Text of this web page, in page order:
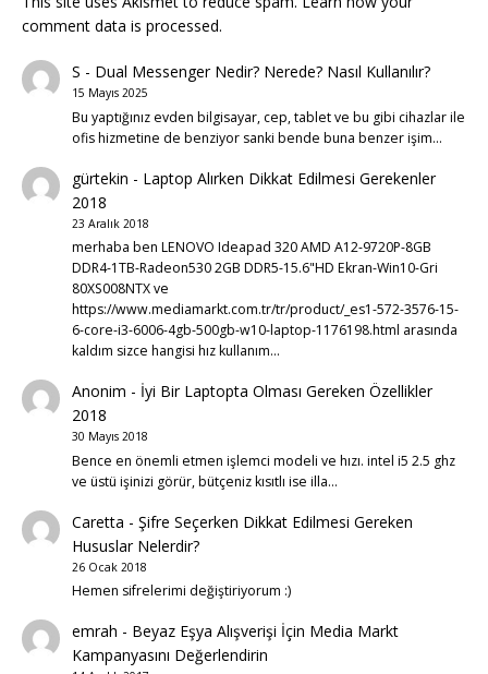
comment data is processed.
S - Dual Messenger Nedir? Nerede? Nasıl Kullanılır?
15 Mayıs 2025
Bu yaptığınız evden bilgisayar, cep, tablet ve bu gibi cihazlar ile
ofis hizmetine de benziyor sanki bende buna benzer işim…
gürtekin - Laptop Alırken Dikkat Edilmesi Gerekenler
2018
23 Aralık 2018
merhaba ben LENOVO Ideapad 320 AMD A12-9720P-8GB
DDR4-1TB-Radeon530 2GB DDR5-15.6"HD Ekran-Win10-Gri
80XS008NTX ve
https://www.mediamarkt.com.tr/tr/product/_es1-572-3576-15-
6-core-i3-6006-4gb-500gb-w10-laptop-1176198.html arasında
kaldım sizce hangisi hız kullanım…
Anonim - İyi Bir Laptopta Olması Gereken Özellikler
2018
30 Mayıs 2018
Bence en önemli etmen işlemci modeli ve hızı. intel i5 2.5 ghz
ve üstü işinizi görür, bütçeniz kısıtlı ise illa…
Caretta - Şifre Seçerken Dikkat Edilmesi Gereken
Hususlar Nelerdir?
26 Ocak 2018
Hemen sifrelerimi değiştiriyorum :)
emrah - Beyaz Eşya Alışverişi İçin Media Markt
Kampanyasını Değerlendirin